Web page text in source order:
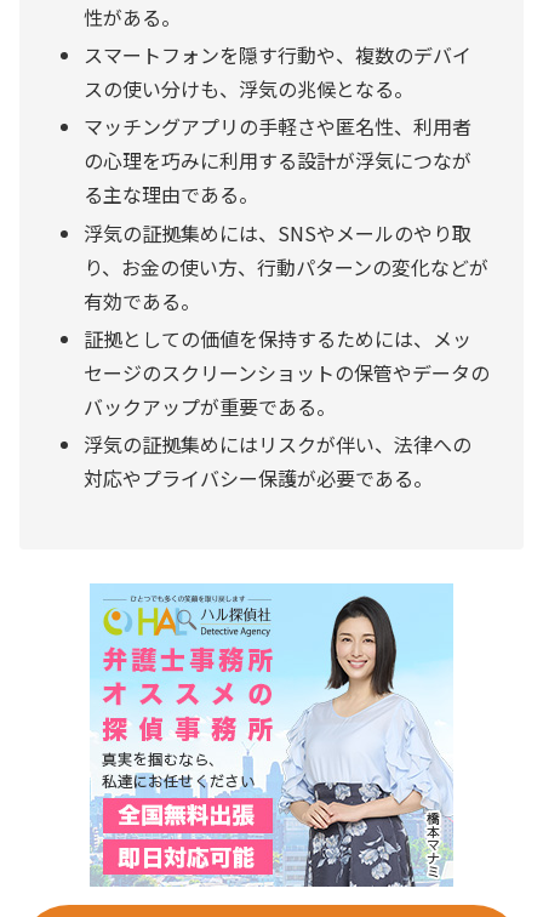
性がある。
スマートフォンを隠す行動や、複数のデバイ
スの使い分けも、浮気の兆候となる。
マッチングアプリの手軽さや匿名性、利用者
の心理を巧みに利用する設計が浮気につなが
る主な理由である。
浮気の証拠集めには、SNSやメールのやり取
り、お金の使い方、行動パターンの変化などが
有効である。
証拠としての価値を保持するためには、メッ
セージのスクリーンショットの保管やデータの
バックアップが重要である。
浮気の証拠集めにはリスクが伴い、法律への
対応やプライバシー保護が必要である。